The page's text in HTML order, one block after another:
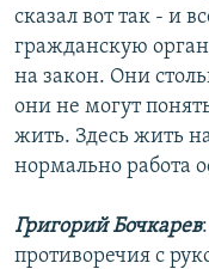
сказал вот так - и
гражданскую
на закон. Они
они не могут
жить. Здесь жить
нормально работа
Григорий Бочкарев
противоречия с